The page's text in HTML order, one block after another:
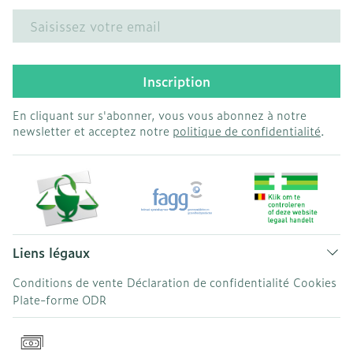
Adresse mail
Inscription
En cliquant sur s'abonner, vous vous abonnez à notre
newsletter et acceptez notre politique de confidentialité.
Liens légaux
Conditions de vente Déclaration de confidentialité Cookies
Plate-forme ODR